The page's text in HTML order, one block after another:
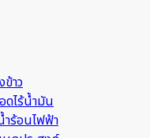
าว
ดไร้น้ำมัน
ร้อนไฟฟ้า